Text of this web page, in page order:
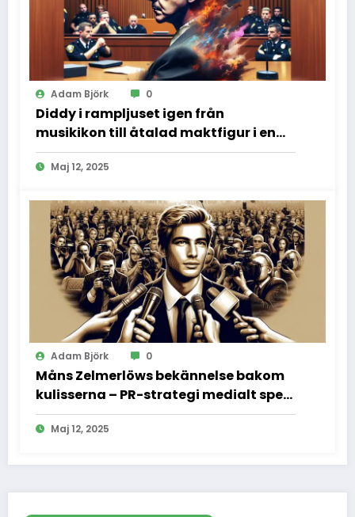
Adam Björk 0
Diddy i rampljuset igen från
musikikon till åtalad maktfigur i en
dramatisk rättssal
Maj 12, 2025
Adam Björk 0
Måns Zelmerlöws bekännelse bakom
kulisserna – PR-strategi medialt spel
och vad vi inte fick se
Maj 12, 2025